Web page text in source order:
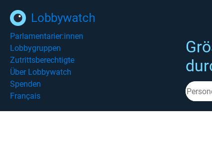
Lobbywatch
Parlamentarier:innen
Lobbygruppen
Zutrittsberechtigte
Über Lobbywatch
Spenden
Français